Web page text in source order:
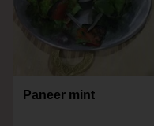
Paneer mint